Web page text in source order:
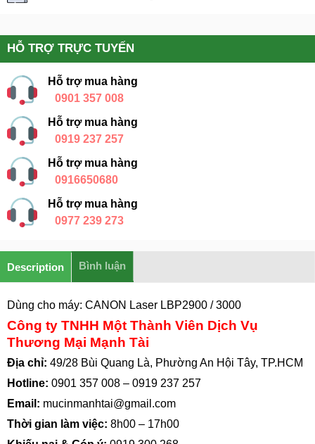
HỖ TRỢ TRỰC TUYẾN
Hỗ trợ mua hàng
0901 357 008
Hỗ trợ mua hàng
0919 237 257
Hỗ trợ mua hàng
0916650680
Hỗ trợ mua hàng
0977 239 273
Description Bình luận
Dùng cho máy: CANON Laser LBP2900 / 3000
Công ty TNHH Một Thành Viên Dịch Vụ
Thương Mại Mạnh Tài
Địa chỉ: 49/28 Bùi Quang Là, Phường An Hội Tây, TP.HCM
Hotline: 0901 357 008 – 0919 237 257
Email: mucinmanhtai@gmail.com
Thời gian làm việc: 8h00 – 17h00